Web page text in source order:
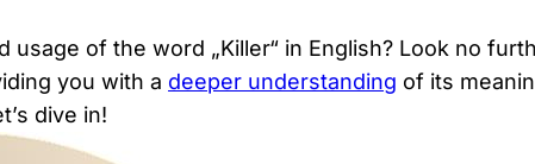
of the word „Killer“ in English? Look no
you with a deeper understanding of its
dive in!